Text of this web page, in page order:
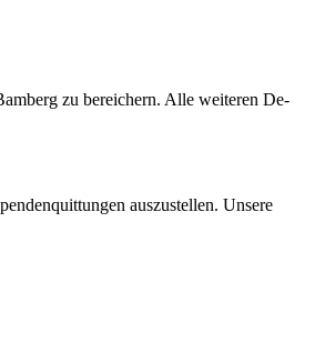
zu be­rei­chern. Alle wei­te­ren De­
aus­zu­stel­len. Un­se­re